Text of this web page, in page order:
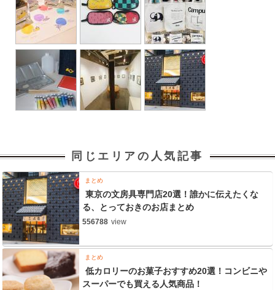
同じエリアの人気記事
まとめ
東京の文房具専門店20選！誰かに伝えたくな
る、とっておきのお店まとめ
556788 view
まとめ
低カロリーのお菓子おすすめ20選！コンビニや
スーパーでも買える人気商品！